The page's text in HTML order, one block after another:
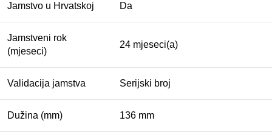
Jamstvo u Hrvatskoj Da
Jamstveni rok
(mjeseci)
24 mjeseci(a)
Validacija jamstva Serijski broj
Dužina (mm) 136 mm